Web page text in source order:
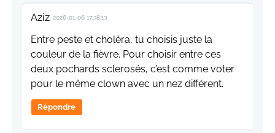
Aziz 2026-01-06 17:38:13
Entre peste et choléra, tu choisis juste la
couleur de la fièvre. Pour choisir entre ces
deux pochards sclerosés, c’est comme voter
pour le même clown avec un nez différent.
Répondre